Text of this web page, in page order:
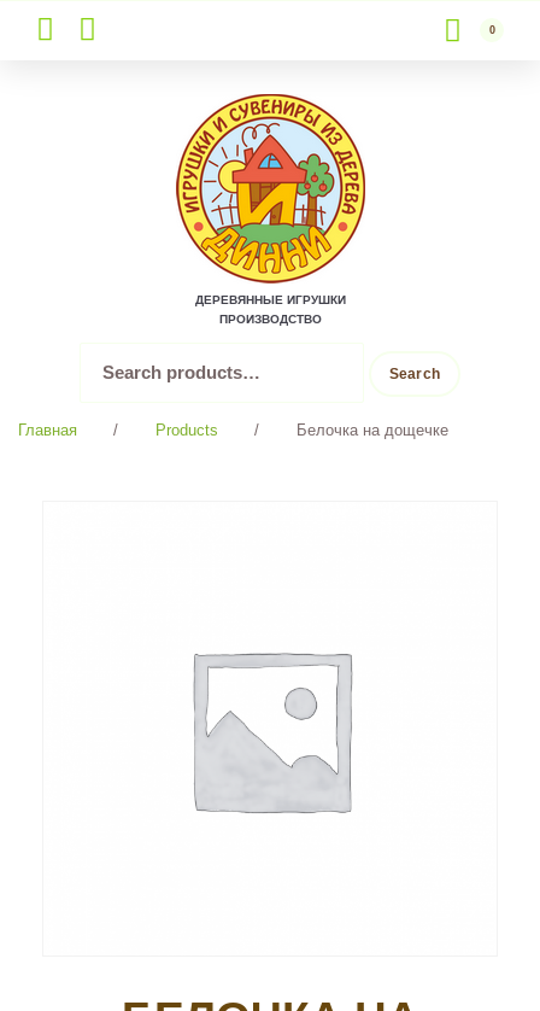
to
content
0
ДЕРЕВЯННЫЕ ИГРУШКИ
ПРОИЗВОДСТВО
for:
Search
Главная / Products / Белочка на дощечке